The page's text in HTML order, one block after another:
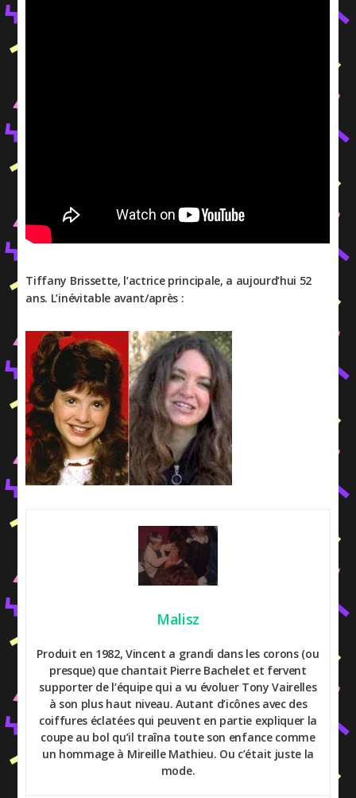
Tiffany Brissette, l’actrice principale, a aujourd’hui 52
ans. L’inévitable avant/après :
Malisz
Produit en 1982, Vincent a grandi dans les corons (ou
presque) que chantait Pierre Bachelet et fervent
supporter de l’équipe qui a vu évoluer Tony Vairelles
à son plus haut niveau. Autant d’icônes avec des
coiffures éclatées qui peuvent en partie expliquer la
coupe au bol qu’il traîna toute son enfance comme
un hommage à Mireille Mathieu. Ou c’était juste la
mode.